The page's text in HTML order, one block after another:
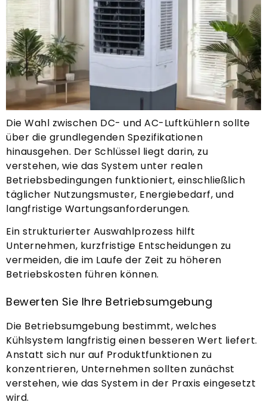
Die Wahl zwischen DC- und AC-Luftkühlern sollte
über die grundlegenden Spezifikationen
hinausgehen. Der Schlüssel liegt darin, zu
verstehen, wie das System unter realen
Betriebsbedingungen funktioniert, einschließlich
täglicher Nutzungsmuster, Energiebedarf, und
langfristige Wartungsanforderungen.
Ein strukturierter Auswahlprozess hilft
Unternehmen, kurzfristige Entscheidungen zu
vermeiden, die im Laufe der Zeit zu höheren
Betriebskosten führen können.
Bewerten Sie Ihre Betriebsumgebung
Die Betriebsumgebung bestimmt, welches
Kühlsystem langfristig einen besseren Wert liefert.
Anstatt sich nur auf Produktfunktionen zu
konzentrieren, Unternehmen sollten zunächst
verstehen, wie das System in der Praxis eingesetzt
wird.